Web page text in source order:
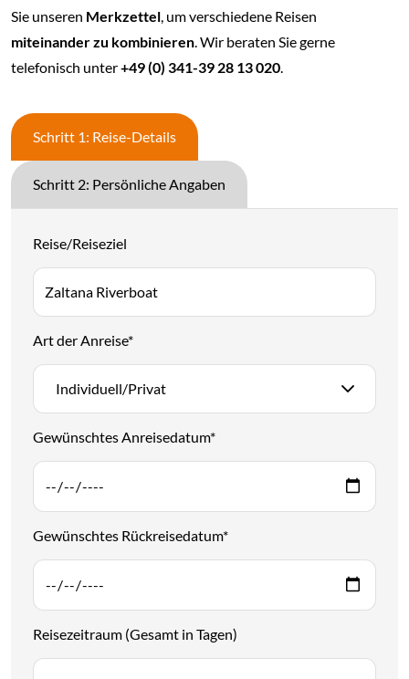
Sie unseren Merkzettel , um verschiedene Reisen
miteinander zu kombinieren . Wir beraten Sie gerne
telefonisch unter+49 (0) 341-39 28 13 020
Schritt 1: Reise-Details
Schritt 2: Persönliche Angaben
Reise/Reiseziel
Art der Anreise*
Individuell/Privat
Gewünschtes Anreisedatum*
Gewünschtes Rückreisedatum*
Reisezeitraum (Gesamt in Tagen)